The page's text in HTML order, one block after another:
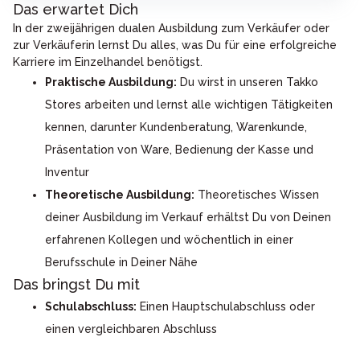
Das erwartet Dich
In der zweijährigen dualen Ausbildung zum Verkäufer oder
zur Verkäuferin lernst Du alles, was Du für eine erfolgreiche
Karriere im Einzelhandel benötigst.
Praktische Ausbildung: Du wirst in unseren Takko
Stores arbeiten und lernst alle wichtigen Tätigkeiten
kennen, darunter Kundenberatung, Warenkunde,
Präsentation von Ware, Bedienung der Kasse und
Inventur
Theoretische Ausbildung: Theoretisches Wissen
deiner Ausbildung im Verkauf erhältst Du von Deinen
erfahrenen Kollegen und wöchentlich in einer
Berufsschule in Deiner Nähe
Das bringst Du mit
Schulabschluss: Einen Hauptschulabschluss oder
einen vergleichbaren Abschluss